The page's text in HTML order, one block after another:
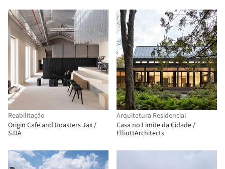
Reabilitação
Origin Cafe and Roasters Jax /
S.DA
Arquitetura Residencial
Casa no Limite da Cidade /
ElliottArchitects